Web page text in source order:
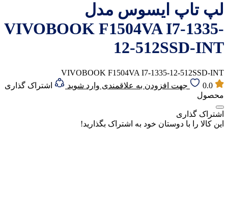
لپ تاپ ایسوس مدل
VIVOBOOK F1504VA I7-1335-
12-512SSD-INT
VIVOBOOK F1504VA I7-1335-12-512SSD-INT
0.0
جهت افزودن به علاقمندی وارد شوید
اشتراک گذاری
محصول
اشتراک گذاری
این کالا را با دوستان خود به اشتراک بگذارید!